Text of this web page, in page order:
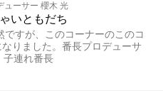
ューサー 櫻木 光
いともだち
すが、このコーナーのこのコ
りました。番長プロデューサ
子連れ番長